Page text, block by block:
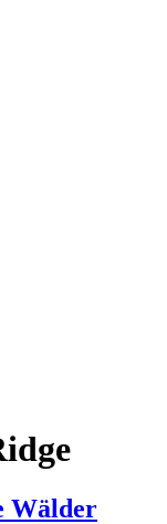
Wälder